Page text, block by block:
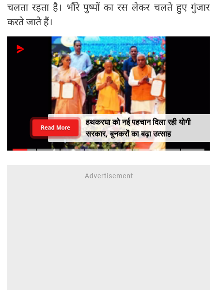
चलता रहता है। भौंरे पुष्पों का रस लेकर चलते हुए गुंजार
करते जाते हैं।
हथकरघा को नई पहचान दिला रही योगी
सरकार, बुनकरों का बढ़ा उत्साह
Read More